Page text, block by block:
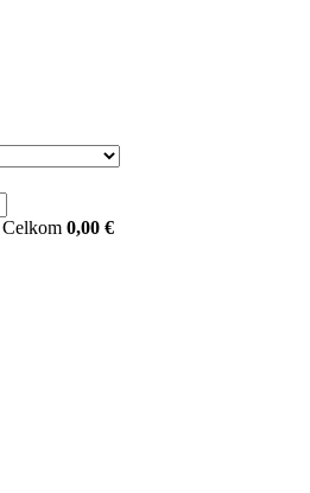
Celkom 0,00 €